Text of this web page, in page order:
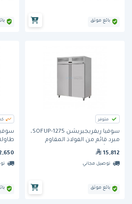
بائع موثق
متوفر
سوفيا ريفريجيريشن SOFUP-1275،
مبرد قائم من الفولاذ المقاوم
للصدأ، ببابين
15,812
توصيل مجاني
بائع موثق